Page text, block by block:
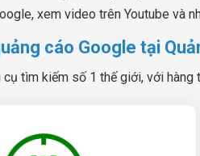
xem video trên Youtube và
cáo Google tại
cụ tìm kiếm số 1 thế giới, với